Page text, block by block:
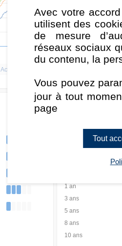
Act. Europe
Classement de
1 an
3 ans
5 ans
8 ans
10 ans
Avec votre
utilisent des
de mesure
réseaux sociaux
du contenu, la
Vous pouvez
jour à tout
page
Tout